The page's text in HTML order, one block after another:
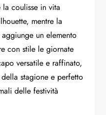
coulisse in vita
mentre la
un elemento
con stile le giornate
versatile e raffinato,
stagione e perfetto
delle festività